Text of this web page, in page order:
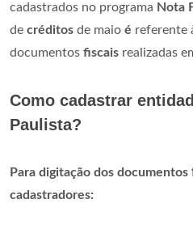
cadastrados no programa Nota
de créditos de maio é referente
documentos fiscais realizadas
Como cadastrar
Paulista?
Para digitação dos documentos
cadastradores: